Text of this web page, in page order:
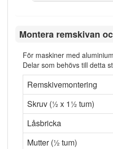
Montera remskivan
För maskiner med
Delar som behövs till detta
Remskivemontering
Skruv (½ x 1½ tum)
Låsbricka
Mutter (½ tum)